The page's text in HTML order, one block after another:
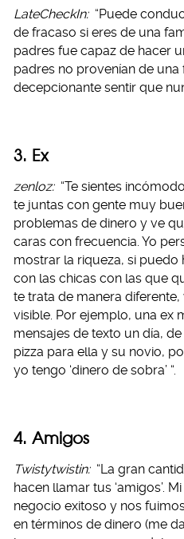
LateCheckIn: “Puede
de fracaso si eres de una
padres fue capaz de hacer
padres no provenían de una
decepcionante sentir que
3. Ex
zenloz: “Te sientes
te juntas con gente muy
problemas de dinero y ve
caras con frecuencia. Yo
mostrar la riqueza, si
con las chicas con las que
te trata de manera
visible. Por ejemplo, una ex
mensajes de texto un día,
pizza para ella y su novio,
yo tengo ‘dinero de sobra’ “.
4. Amigos
Twistytwistin: “La gran
hacen llamar tus ‘amigos’.
negocio exitoso y nos
en términos de dinero (me